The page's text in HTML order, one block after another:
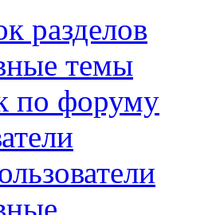
разделов
темы
по форуму